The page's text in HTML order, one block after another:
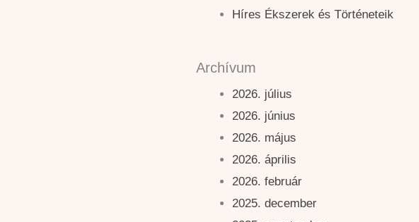
Híres Ékszerek és Történeteik
Archívum
2026. július
2026. június
2026. május
2026. április
2026. február
2025. december